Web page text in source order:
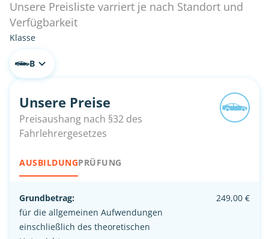
Unsere Preisliste varriert je nach Standort und
Verfügbarkeit
Klasse
B
Unsere Preise
Preisaushang nach §32 des
Fahrlehrergesetzes
AUSBILDUNGPRÜFUNG
Grundbetrag:
für die allgemeinen Aufwendungen
einschließlich des theoretischen
249,00 €